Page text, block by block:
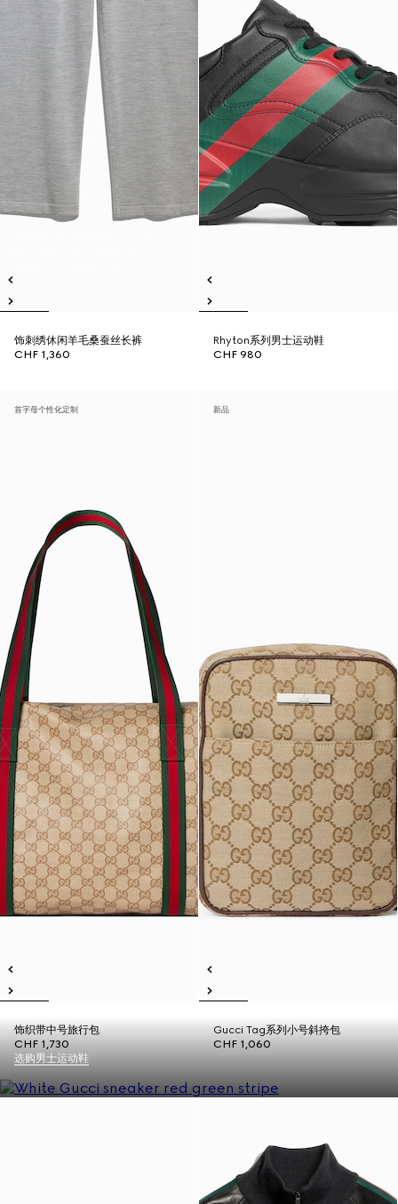
饰刺绣休闲羊毛桑蚕丝长裤
CHF 1,360
Rhyton系列男士运动鞋
CHF 980
首字母个性化定制
饰织带中号旅行包
CHF 1,730
新品
Gucci Tag系列小号斜挎包
CHF 1,060
选购男士运动鞋